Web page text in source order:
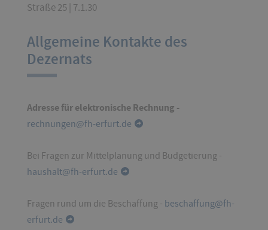
Straße 25 | 7.1.30
Allgemeine Kontakte des
Dezernats
Adresse für elektronische Rechnung -
rechnungen@fh-erfurt.de
Bei Fragen zur Mittelplanung und Budgetierung -
haushalt@fh-erfurt.de
Fragen rund um die Beschaffung - beschaffung@fh-
erfurt.de